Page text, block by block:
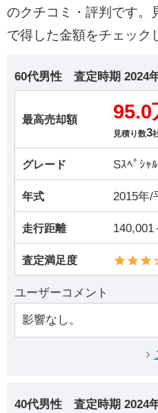
のクチコミ・評判です。
で得した金額をチェック
60代男性 査定時期 2024
最高売却額 95.0
見積り数3
グレード Sｽﾍﾟｼｬ
年式 2015年/
走行距離 140,001
査定満足度
ユーザーコメント
影響なし。
40代男性 査定時期 2024